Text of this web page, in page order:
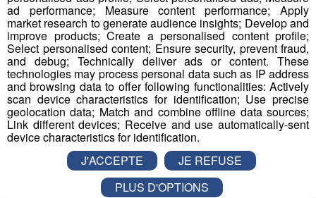
tremplin de saut à l'élastiqueau monde.
Pour la version hivernale, c'est unsaut à l'élastique
en ski!
Partager sur Facebook
ad performance; Measure content performance; Apply
market research to generate audience insights; Develop and
improve products; Create a personalised content profile;
Select personalised content; Ensure security, prevent fraud,
and debug; Technically deliver ads or content. These
technologies may process personal data such as IP address
and browsing data to offer following functionalities: Actively
scan device characteristics for identification; Use precise
geolocation data; Match and combine offline data sources;
Link different devices; Receive and use automatically-sent
device characteristics for identification.
J'ACCEPTE
JE REFUSE
PLUS D'OPTIONS